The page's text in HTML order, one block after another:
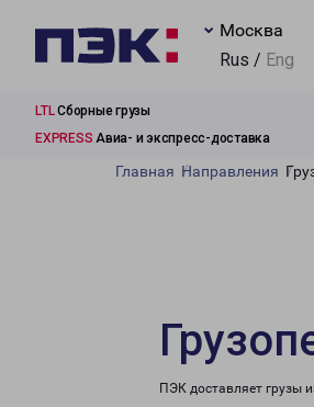
Москва
Rus / Eng
LTLСборные грузы
EXPRESS Авиа- и экспресс-доставка
Главная Направления
ПЭК доставляет грузы